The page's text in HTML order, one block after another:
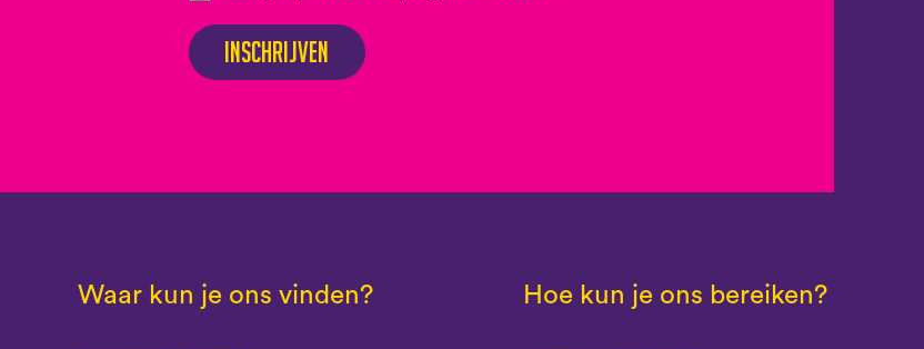
Inschrijven
Waar kun je ons vinden? Hoe kun je ons bereiken?